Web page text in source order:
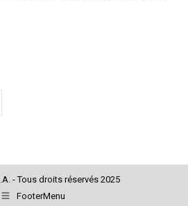
- Tous droits réservés 2025
FooterMenu